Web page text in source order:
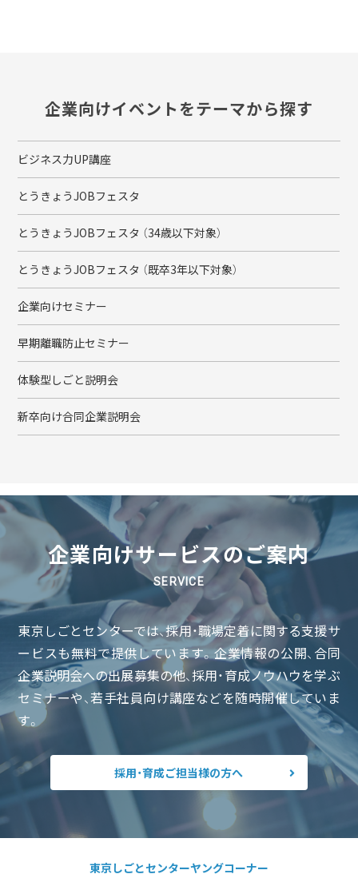
企業向けイベントをテーマから探す
ビジネス力UP講座
とうきょうJOBフェスタ
とうきょうJOBフェスタ （34歳以下対象）
とうきょうJOBフェスタ （既卒3年以下対象）
企業向けセミナー
早期離職防止セミナー
体験型しごと説明会
新卒向け合同企業説明会
企業向けサービスのご案内
SERVICE
東京しごとセンターでは、採用・職場定着に関する支援サ
ービスも無料で提供しています。企業情報の公開、合同
企業説明会への出展募集の他、採用・育成ノウハウを学ぶ
セミナーや、若手社員向け講座などを随時開催していま
す。
採用・育成ご担当様の方へ
東京しごとセンターヤングコーナー